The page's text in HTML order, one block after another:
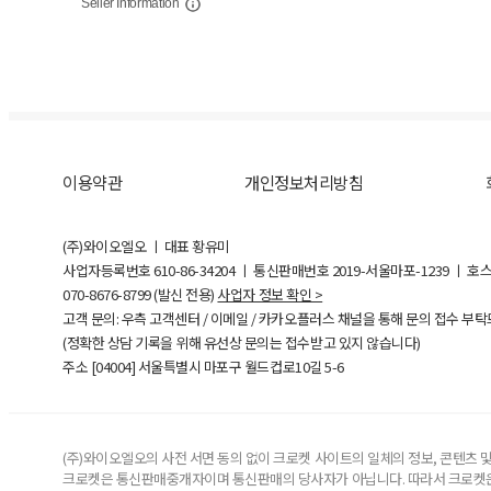
Seller Information
이용약관 개인정보처리방침
(주)와이오엘오 ㅣ 대표 황유미
사업자등록번호610-86-34204ㅣ 통신판매번호 2019-서울마포-1239 ㅣ 호
070-8676-8799 (발신 전용) 사업자 정보 확인 >
고객 문의: 우측 고객센터 / 이메일 / 카카오플러스 채널을 통해 문의 접수 부
(정확한 상담 기록을 위해 유선상 문의는 접수받고 있지 않습니다)
주소 [04004] 서울특별시 마포구 월드컵로10길5-6
(주)와이오엘오의 사전 서면 동의 없이 크로켓 사이트의 일체의 정보, 콘텐츠
크로켓은 통신판매중개자이며 통신판매의 당사자가 아닙니다. 따라서 크로